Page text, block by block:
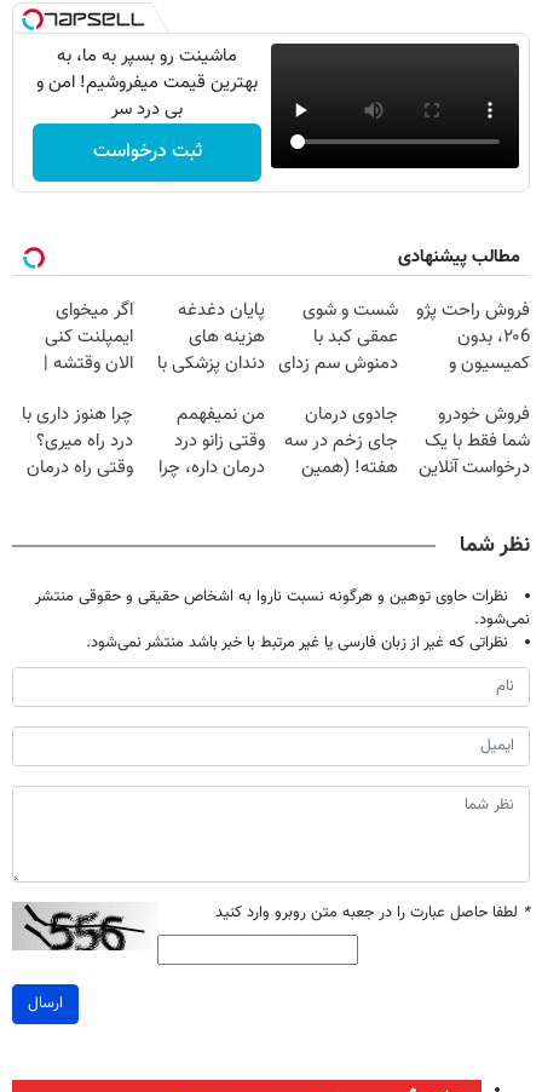
ماشینت رو بسپر به ما، به
بهترین قیمت میفروشیم! امن و
بی درد سر
ثبت درخواست
مطالب پیشنهادی
فروش راحت پژو
۲۰6، بدون
کمیسیون و
شست و شوی
عمقی کبد با
دمنوش سم زدای
پایان دغدغه
هزینه های
دندان پزشکی با
خانگی
اگر میخوای
ایمپلنت کنی
الان وقتشه |
میلیون تومان!!!
فروش خودرو
شما فقط با یک
درخواست آنلاین
جادوی درمان
جای زخم در سه
هفته! (همین
من نمیفهمم
وقتی زانو درد
درمان داره، چرا
چرا هنوز داری با
درد راه میری؟
وقتی راه درمان
نظر شما
نظرات حاوی توهین و هرگونه نسبت ناروا به اشخاص حقیقی و حقوقی منتشر
نمی‌شود.
نظراتی که غیر از زبان فارسی یا غیر مرتبط با خبر باشد منتشر نمی‌شود.
* لطفا حاصل عبارت را در جعبه متن روبرو وارد کنید
ارسال